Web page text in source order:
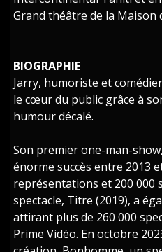
Grand théâtre de la Maison
BIOGRAPHIE
Jarry, humoriste et
le cœur du public grâce à
humour décalé.
Son premier one-man-
énorme succès entre 2013
représentations et 200 000
spectacle, Titre (2019), a
attirant plus de 260 000
Prime Vidéo. En octobre